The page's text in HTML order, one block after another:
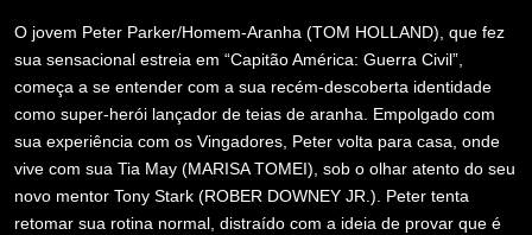
O jovem Peter Parker/Homem-Aranha (TOM HOLLAND), que fez
sua sensacional estreia em “Capitão América: Guerra Civil”,
começa a se entender com a sua recém-descoberta identidade
como super-herói lançador de teias de aranha. Empolgado com
sua experiência com os Vingadores, Peter volta para casa, onde
vive com sua Tia May (MARISA TOMEI), sob o olhar atento do seu
novo mentor Tony Stark (ROBER DOWNEY JR.). Peter tenta
retomar sua rotina normal, distraído com a ideia de provar que é